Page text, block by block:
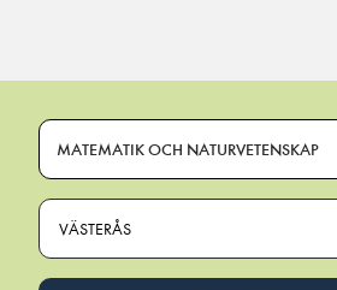
MATEMATIK OCH NATURVETENSKAP
VÄSTERÅS